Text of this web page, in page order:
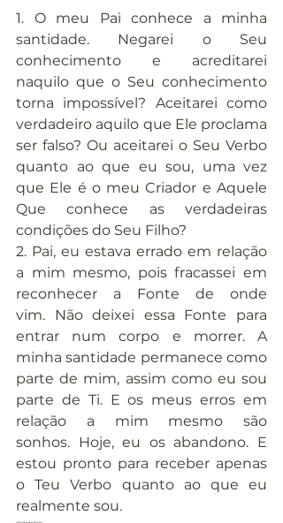
1. O meu Pai conhece a minha
santidade. Negarei o Seu
conhecimento e acreditarei
naquilo que o Seu conhecimento
torna impossível? Aceitarei como
verdadeiro aquilo que Ele proclama
ser falso? Ou aceitarei o Seu Verbo
quanto ao que eu sou, uma vez
que Ele é o meu Criador e Aquele
Que conhece as verdadeiras
condições do Seu Filho?
2. Pai, eu estava errado em relação
a mim mesmo, pois fracassei em
reconhecer a Fonte de onde
vim. Não deixei essa Fonte para
entrar num corpo e morrer. A
minha santidade permanece como
parte de mim, assim como eu sou
parte de Ti. E os meus erros em
relação a mim mesmo são
sonhos. Hoje, eu os abandono. E
estou pronto para receber apenas
o Teu Verbo quanto ao que eu
realmente sou.